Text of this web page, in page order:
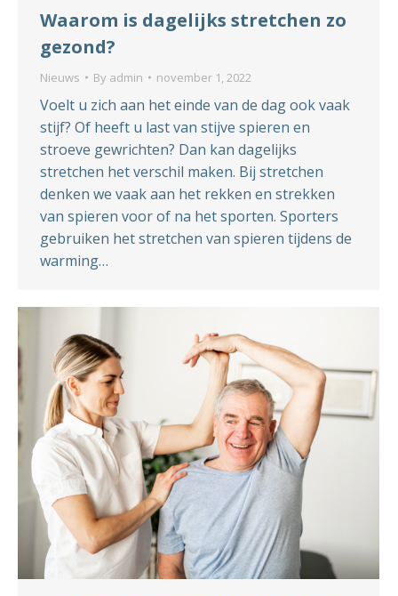
Waarom is dagelijks stretchen zo
gezond?
Nieuws By admin november 1, 2022
Voelt u zich aan het einde van de dag ook vaak
stijf? Of heeft u last van stijve spieren en
stroeve gewrichten? Dan kan dagelijks
stretchen het verschil maken. Bij stretchen
denken we vaak aan het rekken en strekken
van spieren voor of na het sporten. Sporters
gebruiken het stretchen van spieren tijdens de
warming…